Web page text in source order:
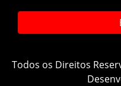
Todos os Direitos